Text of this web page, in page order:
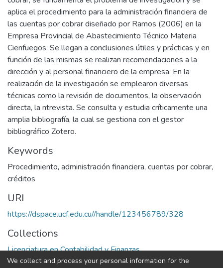
aplica el procedimiento para la administración financiera de
las cuentas por cobrar diseñado por Ramos (2006) en la
Empresa Provincial de Abastecimiento Técnico Materia
Cienfuegos. Se llegan a conclusiones útiles y prácticas y en
función de las mismas se realizan recomendaciones a la
dirección y al personal financiero de la empresa. En la
realización de la investigación se emplearon diversas
técnicas como la revisión de documentos, la observación
directa, la ntrevista. Se consulta y estudia críticamente una
amplia bibliografía, la cual se gestiona con el gestor
bibliográfico Zotero.
Keywords
Procedimiento, administración financiera, cuentas por cobrar,
créditos
URI
https://dspace.ucf.edu.cu//handle/123456789/328
Collections
Licenciatura en Contabilidad y Finanzas
We collect and process your personal information for the